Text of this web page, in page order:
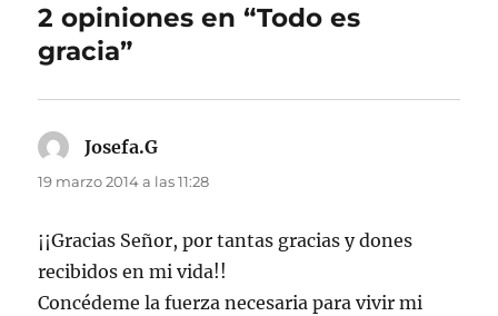
2 opiniones en “Todo es
gracia”
Josefa.G
19 marzo 2014 a las 11:28
¡¡Gracias Señor, por tantas gracias y dones
recibidos en mi vida!!
Concédeme la fuerza necesaria para vivir mi